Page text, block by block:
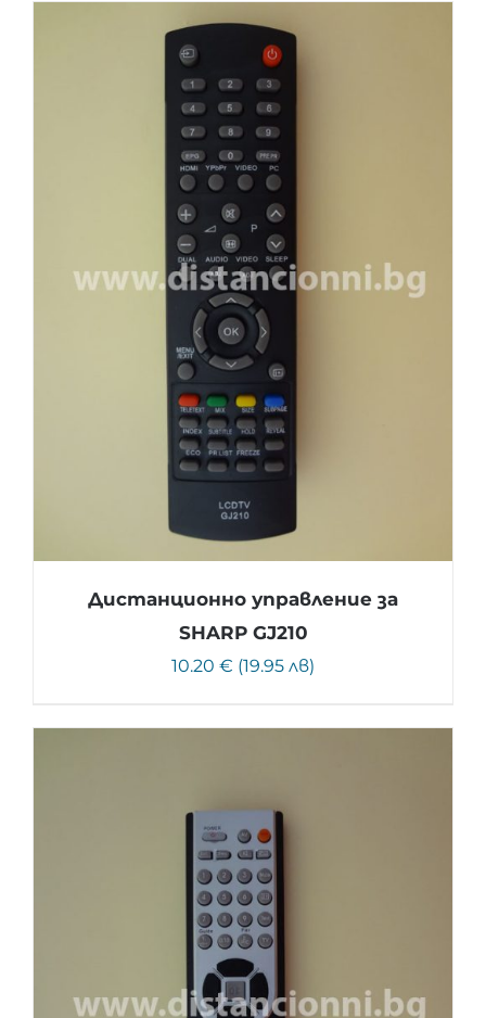
Дистанционно управление за
SHARP GJ210
10.20 € (19.95 лв)